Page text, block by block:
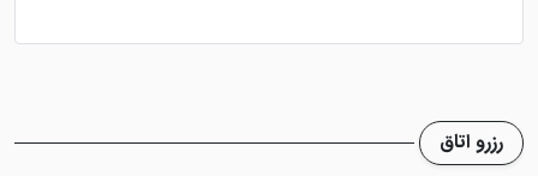
هتل سافیتل ریزورت جزیره سنتوسا هر اتاق میهمان را با
است. در این هتل هم ویلا وجود دارد و هم اتاق که بسته به
سلیقه گردشگر ارائه می شود. کف اتاق ها پارکت بوده و با
رزرو اتاق